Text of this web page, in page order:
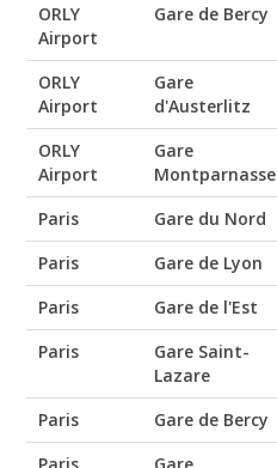
ORLY
Airport
Gare de Bercy
ORLY
Airport
Gare
d'Austerlitz
ORLY
Airport
Gare
Montparnasse
Paris Gare du Nord
Paris
Gare de Lyon
Paris
Gare de l'Est
Paris
Gare Saint-
Lazare
Paris Gare de Bercy
Paris
Gare